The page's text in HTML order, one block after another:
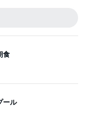
食
ール